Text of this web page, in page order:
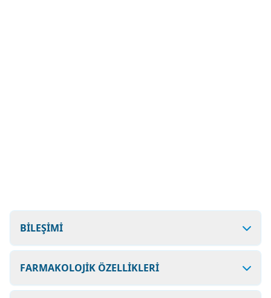
BİLEŞİMİ
FARMAKOLOJİK ÖZELLİKLERİ